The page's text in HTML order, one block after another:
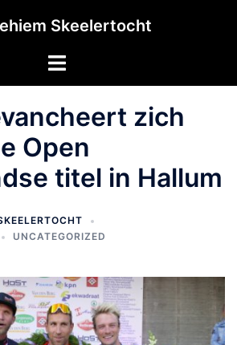
Skeelertocht
Toggle
zich
Open
titel in Hallum
UNCATEGORIZED